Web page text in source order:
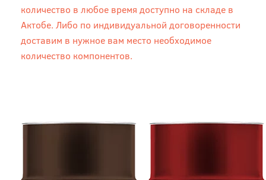
количество в любое время доступно на складе в
Актобе. Либо по индивидуальной договоренности
доставим в нужное вам место необходимое
количество компонентов.